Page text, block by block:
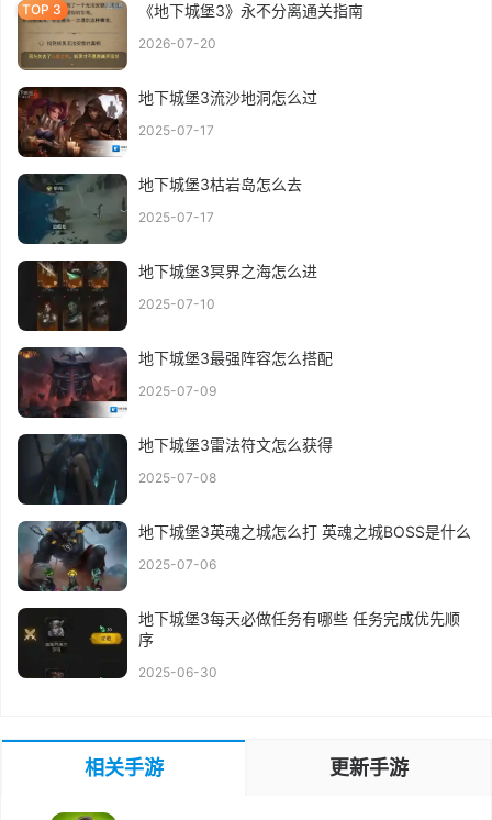
《地下城堡3》永不分离通关指南
2026-07-20
地下城堡3流沙地洞怎么过
2025-07-17
地下城堡3枯岩岛怎么去
2025-07-17
地下城堡3冥界之海怎么进
2025-07-10
地下城堡3最强阵容怎么搭配
2025-07-09
地下城堡3雷法符文怎么获得
2025-07-08
地下城堡3英魂之城怎么打 英魂之城BOSS是什么
2025-07-06
地下城堡3每天必做任务有哪些 任务完成优先顺
序
2025-06-30
相关手游 更新手游